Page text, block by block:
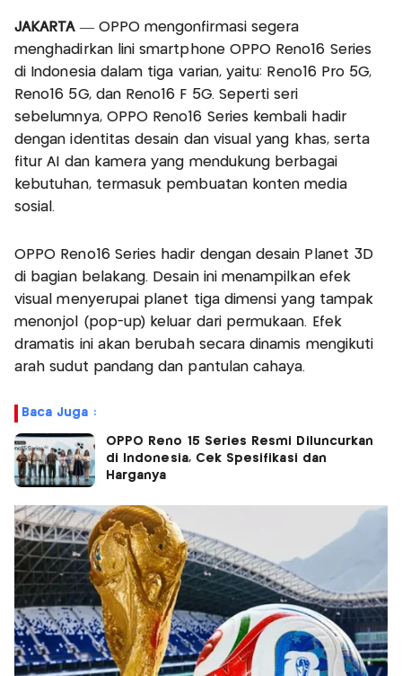
JAKARTA— OPPO mengonfirmasi segera
menghadirkan lini smartphone OPPO Reno16 Series
di Indonesia dalam tiga varian, yaitu: Reno16 Pro 5G,
Reno16 5G, dan Reno16 F 5G. Seperti seri
sebelumnya, OPPO Reno16 Series kembali hadir
dengan identitas desain dan visual yang khas, serta
fitur AI dan kamera yang mendukung berbagai
kebutuhan, termasuk pembuatan konten media
sosial.
OPPO Reno16 Series hadir dengan desain Planet 3D
di bagian belakang. Desain ini menampilkan efek
visual menyerupai planet tiga dimensi yang tampak
menonjol (pop-up) keluar dari permukaan. Efek
dramatis ini akan berubah secara dinamis mengikuti
arah sudut pandang dan pantulan cahaya.
Baca Juga :
OPPO Reno 15 Series Resmi Diluncurkan
di Indonesia, Cek Spesifikasi dan
Harganya